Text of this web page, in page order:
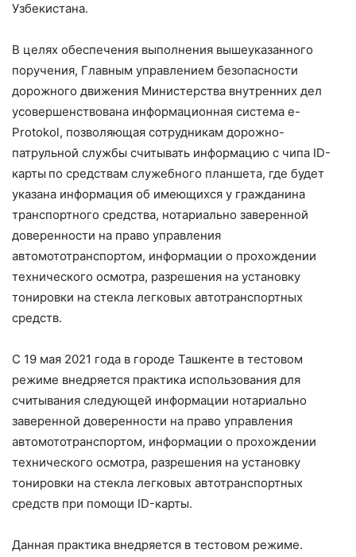
Узбекистана.
В целях обеспечения выполнения вышеуказанного
поручения, Главным управлением безопасности
дорожного движения Министерства внутренних дел
усовершенствована информационная система e-
Protokol, позволяющая сотрудникам дорожно-
патрульной службы считывать информацию с чипа ID-
карты по средствам служебного планшета, где будет
указана информация об имеющихся у гражданина
транспортного средства, нотариально заверенной
доверенности на право управления
автомототранспортом, информации о прохождении
технического осмотра, разрешения на установку
тонировки на стекла легковых автотранспортных
средств.
С 19 мая 2021 года в городе Ташкенте в тестовом
режиме внедряется практика использования для
считывания следующей информации нотариально
заверенной доверенности на право управления
автомототранспортом, информации о прохождении
технического осмотра, разрешения на установку
тонировки на стекла легковых автотранспортных
средств при помощи ID-карты.
Данная практика внедряется в тестовом режиме.